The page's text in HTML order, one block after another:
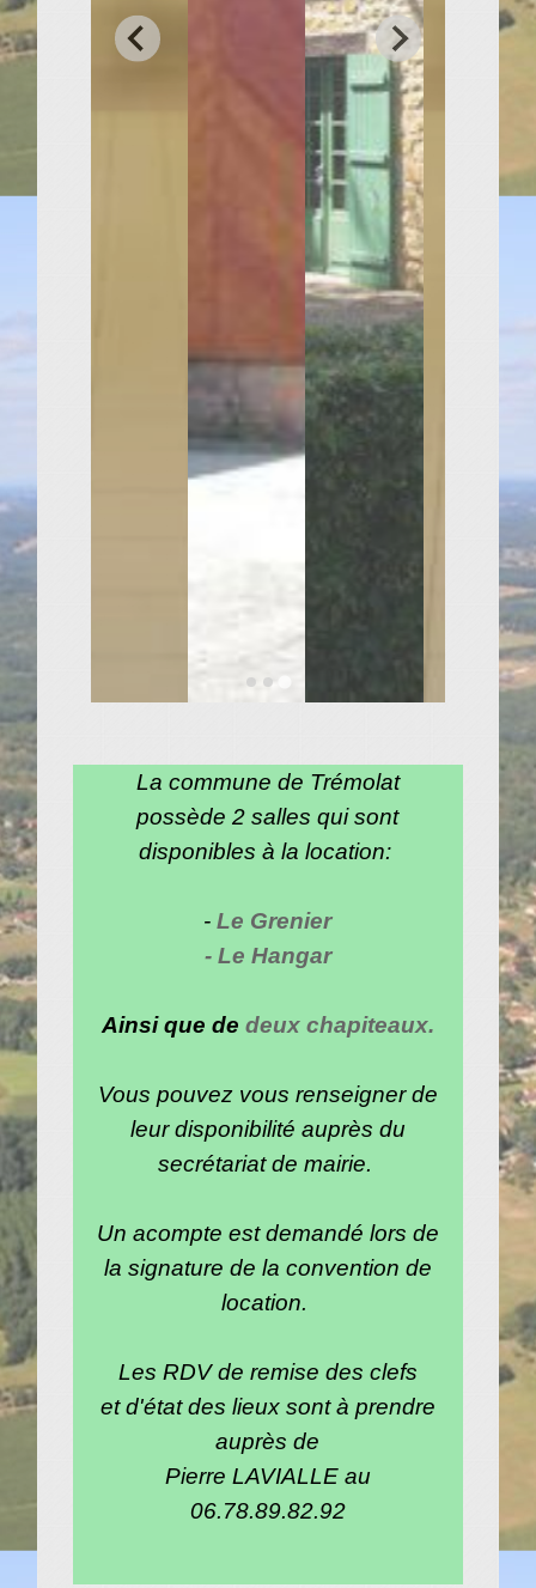
La commune de Trémolat
possède 2 salles qui sont
disponibles à la location:
-Le Grenier
- Le Hangar
Ainsi que de deux chapiteaux.
Vous pouvez vous renseigner de
leur disponibilité auprès du
secrétariat de mairie.
Un acompte est demandé lors de
la signature de la convention de
location.
Les RDV de remise des clefs
et d'état des lieux sont à prendre
auprès de
Pierre LAVIALLE au
06.78.89.82.92